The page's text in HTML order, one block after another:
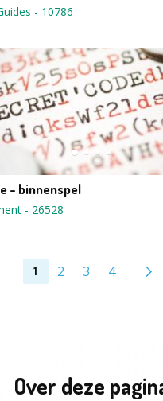
- 10786
- binnenspel
- 26528
1 2 3 4
Over deze